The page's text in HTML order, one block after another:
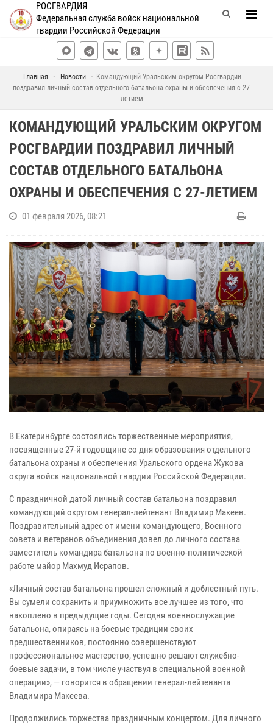
РОСГВАРДИЯ
Федеральная служба войск национальной
гвардии Российской Федерации
Главная Новости
Командующий Уральским округом Росгвардии
поздравил личный состав отдельного батальона охраны и обеспечения с 27-
летием
КОМАНДУЮЩИЙ УРАЛЬСКИМ ОКРУГОМ
РОСГВАРДИИ ПОЗДРАВИЛ ЛИЧНЫЙ
СОСТАВ ОТДЕЛЬНОГО БАТАЛЬОНА
ОХРАНЫ И ОБЕСПЕЧЕНИЯ С 27-ЛЕТИЕМ
01 февраля 2026, 08:21
В Екатеринбурге состоялись торжественные мероприятия,
посвященные 27-й годовщине со дня образования отдельного
батальона охраны и обеспечения Уральского ордена Жукова
округа войск национальной гвардии Российской Федерации.
С праздничной датой личный состав батальона поздравил
командующий округом генерал-лейтенант Владимир Макеев.
Поздравительный адрес от имени командующего, Военного
совета и ветеранов объединения довел до личного состава
заместитель командира батальона по военно-политической
работе майор Махмуд Исрапов.
«Личный состав батальона прошел сложный и доблестный путь.
Вы сумели сохранить и приумножить все лучшее из того, что
накоплено в предыдущие годы. Сегодня военнослужащие
батальона, опираясь на боевые традиции своих
предшественников, постоянно совершенствуют
профессиональное мастерство, успешно решают служебно-
боевые задачи, в том числе участвуя в специальной военной
операции», — говорится в обращении генерал-лейтенанта
Владимира Макеева.
Продолжились торжества праздничным концертом. Для личного